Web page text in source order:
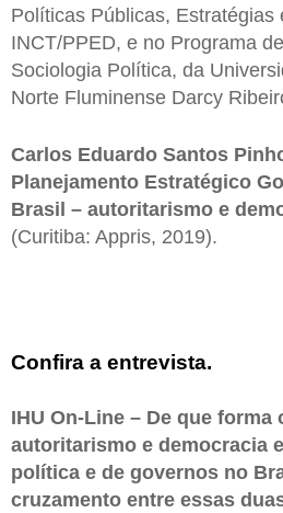
Políticas Públicas, Estratégias
INCT/PPED, e no Programa
Sociologia Política, da
Norte Fluminense Darcy
Carlos Eduardo Santos
Planejamento Estratégico
Brasil – autoritarismo e
(Curitiba: Appris, 2019).
Confira a entrevista.
IHU On-Line – De que
autoritarismo e democracia
política e de governos no
cruzamento entre essas